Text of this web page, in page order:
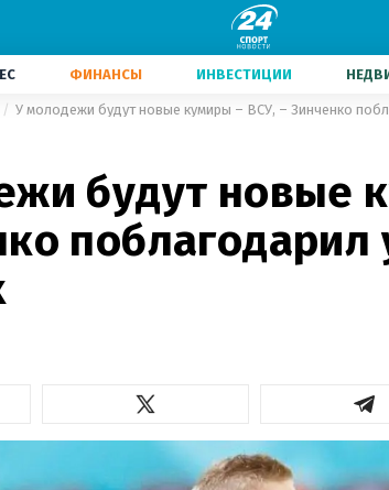
ФИНАНСЫ ИНВЕСТИЦИИ
У молодежи будут новые кумиры – ВСУ, – Зинченко
будут новые
поблагодарил